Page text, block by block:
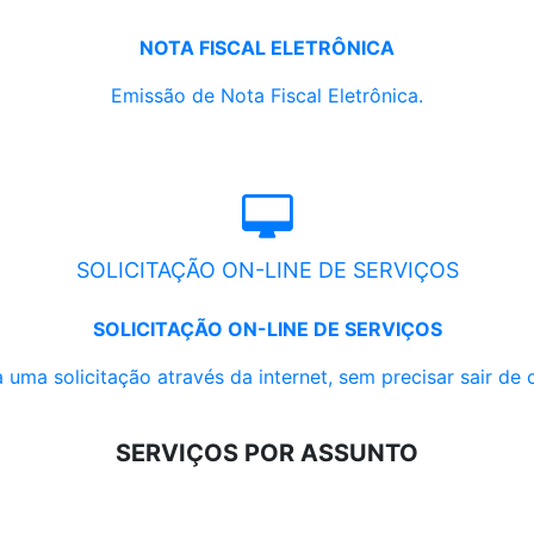
NOTA FISCAL ELETRÔNICA
Emissão de Nota Fiscal Eletrônica.
SOLICITAÇÃO ON-LINE DE SERVIÇOS
SOLICITAÇÃO ON-LINE DE SERVIÇOS
uma solicitação através da internet, sem precisar sair de
SERVIÇOS POR ASSUNTO